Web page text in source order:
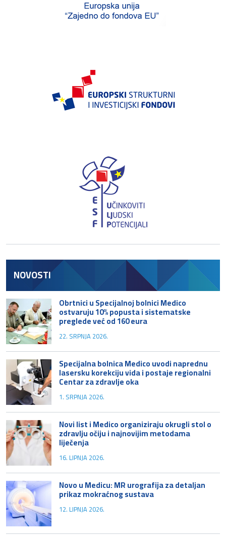
NOVOSTI
Obrtnici u Specijalnoj bolnici Medico
ostvaruju 10% popusta i sistematske
preglede već od 160 eura
22. SRPNJA 2026.
Specijalna bolnica Medico uvodi naprednu
lasersku korekciju vida i postaje regionalni
Centar za zdravlje oka
1. SRPNJA 2026.
Novi list i Medico organiziraju okrugli stol o
zdravlju očiju i najnovijim metodama
liječenja
16. LIPNJA 2026.
Novo u Medicu: MR urografija za detaljan
prikaz mokraćnog sustava
12. LIPNJA 2026.